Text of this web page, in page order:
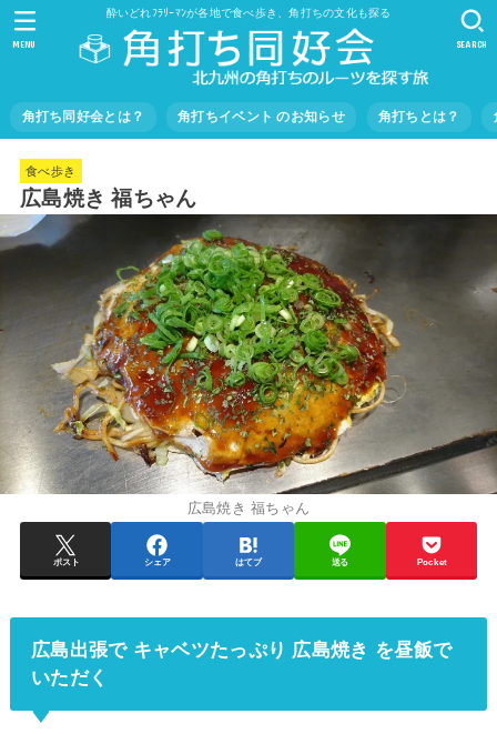
酔いどれﾌﾗﾘｰﾏﾝが各地で食べ歩き、角打ちの文化も探る
角打ち同好会とは？ 角打ちイベント のお知らせ 角打ちとは？
SEARCH
MENU
食べ歩き
広島焼き 福ちゃん
広島焼き 福ちゃん
ポスト シェア はてブ 送る Pocket
広島出張で キャベツたっぷり 広島焼き を昼飯で
いただく